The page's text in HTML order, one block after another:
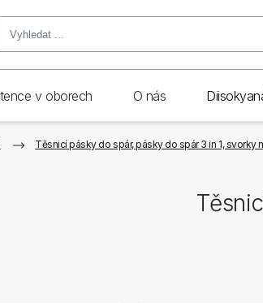
v oborech O nás
Těsnicí pásky do spár, pásky do spár 3 in 1,